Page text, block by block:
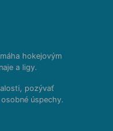
hokejovým
a ligy.
pozývať
úspechy.